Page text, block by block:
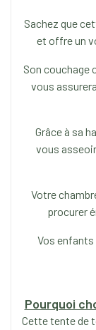
Sachez que
et offre un
Son couchage
vous
Grâce à sa
vous
Votre
procurer
Vos
Pourquoi
Cette tente de